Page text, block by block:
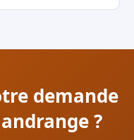
demande
?